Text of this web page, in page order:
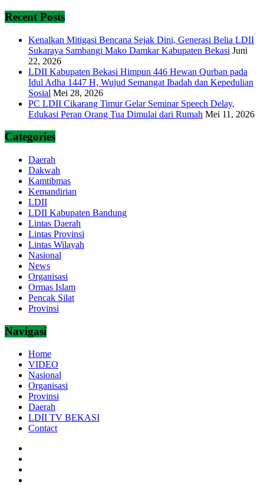
Recent Posts
Kenalkan Mitigasi Bencana Sejak Dini, Generasi Belia LDII
Sukaraya Sambangi Mako Damkar Kabupaten Bekasi Juni
22, 2026
LDII Kabupaten Bekasi Himpun 446 Hewan Qurban pada
Idul Adha 1447 H, Wujud Semangat Ibadah dan Kepedulian
Sosial Mei 28, 2026
PC LDII Cikarang Timur Gelar Seminar Speech Delay,
Edukasi Peran Orang Tua Dimulai dari Rumah Mei 11, 2026
Categories
Daerah
Dakwah
Kamtibmas
Kemandirian
LDII
LDII Kabupaten Bandung
Lintas Daerah
Lintas Provinsi
Lintas Wilayah
Nasional
News
Organisasi
Ormas Islam
Pencak Silat
Provinsi
Navigasi
Home
VIDEO
Nasional
Organisasi
Provinsi
Daerah
LDII TV BEKASI
Contact